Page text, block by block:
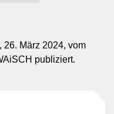
26. März 2024, vom
publiziert.